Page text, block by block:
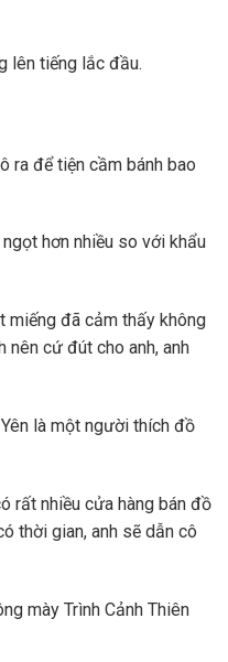
lên tiếng lắc đầu.
ra để tiện cầm bánh bao
hơn nhiều so với khẩu
miếng đã cảm thấy không
nên cứ đút cho anh, anh
là một người thích đồ
rất nhiều cửa hàng bán đồ
thời gian, anh sẽ dẫn cô
mày Trình Cảnh Thiên